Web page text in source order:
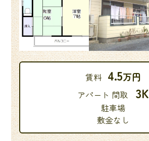
賃料 4.5万円
アパート 間取 3K
駐車場
敷金なし